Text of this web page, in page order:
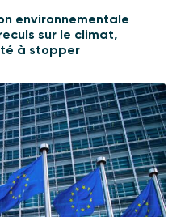
environnementale
sur le climat,
à stopper